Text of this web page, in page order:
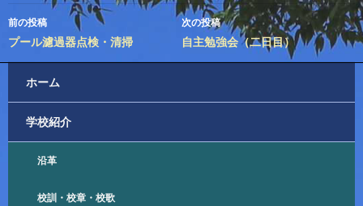
投
稿
ナ
ビ
ゲ
ー
シ
前の投稿
プール濾過器点検・清掃
次の投稿
自主勉強会（二日目）
ホーム
学校紹介
沿革
校訓・校章・校歌